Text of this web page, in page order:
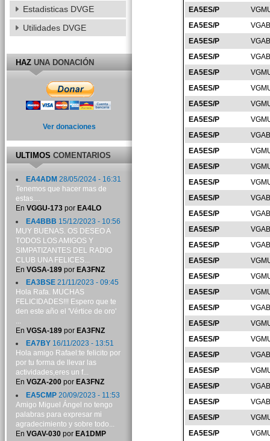
EA5ES/P
EA5ES/P
EA5ES/P
EA5ES/P
EA5ES/P
EA5ES/P
EA5ES/P
EA5ES/P
EA5ES/P
EA5ES/P
EA5ES/P
EA5ES/P
EA5ES/P
EA5ES/P
EA5ES/P
EA5ES/P
EA5ES/P
EA5ES/P
EA5ES/P
EA5ES/P
EA5ES/P
EA5ES/P
EA5ES/P
EA5ES/P
EA5ES/P
EA5ES/P
EA5ES/P
EA5ES/P
Estadisticas DVGE
Utilidades DVGE
HAZUNA DONACIÓN
Ver donaciones
ULTIMOSCOMENTARIOS
EA4ADM 28/05/2024 - 16:31
Tenemos que hacer mas de
estas....
En VGGU-173por EA4LO
EA4BBB 15/12/2023 - 10:56
MUY BUENAS. OS DESEO A
TODOS LOS AMIGOS Y
SIMPATIZANTES DEL RADIO
CLUB UNA FELICES...
En VGSA-189por EA3FNZ
EA3BSE21/11/2023 - 09:45
Hola Rafa. MUCHAS
FELICIDADES!!! Espero que te
den este año el 'Vértice de oro'
...
En VGSA-189por EA3FNZ
EA7BY16/11/2023 - 13:51
Hola amigo Rafael:te felicito por
por tu forma de llevar las
actividades,eres un f...
En VGZA-200por EA3FNZ
EA5CMP20/09/2023 - 11:53
Amigo Miguel Ángel no tengo
palabras para expresar mi
agradecimiento y sobre todo...
En VGAV-030por EA1DMP